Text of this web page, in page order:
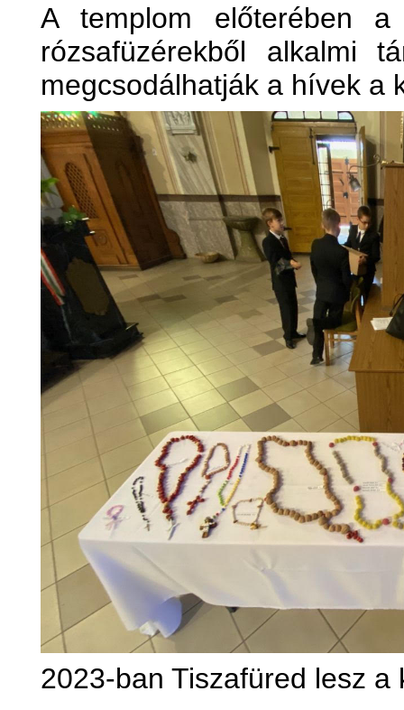
A templom előterében
rózsafüzérekből alkalmi
megcsodálhatják a hívek a
2023-ban Tiszafüred lesz